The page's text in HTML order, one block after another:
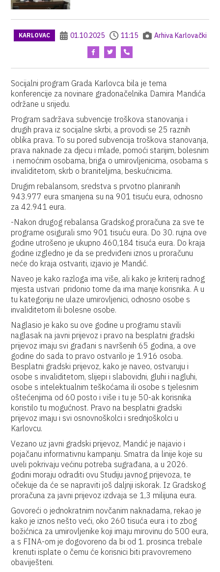
KARLOVAC 01.10.2025 11:15 Arhiva Karlovački
Socijalni program Grada Karlovca bila je tema
konferencije za novinare gradonačelnika Damira Mandića
održane u srijedu.
Program sadržava subvencije troškova stanovanja i
drugih prava iz socijalne skrbi, a provodi se 25 raznih
oblika prava. To su pored subvencija troškova stanovanja,
prava naknade za djecu i mlade, pomoći starijim, bolesnim
i nemoćnim osobama, briga o umirovljenicima, osobama s
invaliditetom, skrb o braniteljima, beskućnicima.
Drugim rebalansom, sredstva s prvotno planiranih
943.977 eura smanjena su na 901 tisuću eura, odnosno
za 42.941 eura.
-Nakon drugog rebalansa Gradskog proračuna za sve te
programe osigurali smo 901 tisuću eura. Do 30. rujna ove
godine utrošeno je ukupno 460,184 tisuća eura. Do kraja
godine izgledno je da se predviđeni iznos u proračunu
neće do kraja ostvariti, izjavio je Mandić.
Naveo je kako razloga ima više, ali kako je kriterij radnog
mjesta ustvari pridonio tome da ima manje korisnika. A u
tu kategoriju ne ulaze umirovljenici, odnosno osobe s
invaliditetom ili bolesne osobe.
Naglasio je kako su ove godine u programu stavili
naglasak na javni prijevoz i pravo na besplatni gradski
prijevoz imaju svi građani s navršenih 65 godina, a ove
godine do sada to pravo ostvarilo je 1.916 osoba.
Besplatni gradski prijevoz, kako je naveo, ostvaruju i
osobe s invaliditetom, slijepi i slabovidni, gluhi i nagluhi,
osobe s intelektualnim teškoćama ili osobe s tjelesnim
oštećenjima od 60 posto i više i tu je 50-ak korisnika
koristilo tu mogućnost. Pravo na besplatni gradski
prijevoz imaju i svi osnovnoškolci i srednjoškolci u
Karlovcu.
Vezano uz javni gradski prijevoz, Mandić je najavio i
pojačanu informativnu kampanju. Smatra da linije koje su
uveli pokrivaju većinu potreba sugrađana, a u 2026.
godini moraju odraditi ovu Studiju javnog prijevoza, te
očekuje da će se napraviti još daljnji iskorak. Iz Gradskog
proračuna za javni prijevoz izdvaja se 1,3 milijuna eura.
Govoreći o jednokratnim novčanim naknadama, rekao je
kako je iznos nešto veći, oko 260 tisuća eura i to zbog
božićnica za umirovljenike koji imaju mirovinu do 500 eura,
a s FINA-om je dogovoreno da bi od 1. prosinca trebale
krenuti isplate o čemu će korisnici biti pravovremeno
obaviješteni.